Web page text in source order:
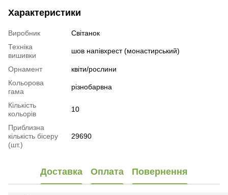
Характеристики
Виробник
Світанок
Техніка
вишивки
шов напівхрест (монастирський)
Орнамент
квіти/рослини
Кольорова
гама
різнобарвна
Кількість
кольорів
10
Приблизна
кількість бісеру
(шт.)
29690
Доставка Оплата Повернення